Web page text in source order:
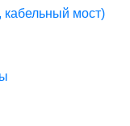
кабельный мост)